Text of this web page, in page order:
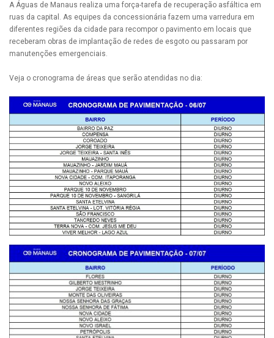
A Águas de Manaus realiza uma força-tarefa de recuperação asfáltica em
ruas da capital. As equipes da concessionária fazem uma varredura em
diferentes regiões da cidade para recompor o pavimento em locais que
receberam obras de implantação de redes de esgoto ou passaram por
manutenções emergenciais.
Veja o cronograma de áreas que serão atendidas no dia: